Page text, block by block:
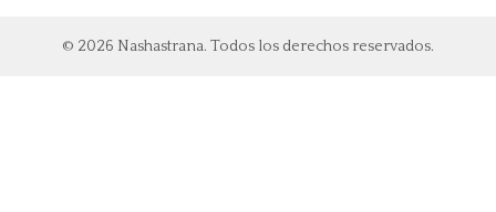
© 2026 Nashastrana. Todos los derechos reservados.